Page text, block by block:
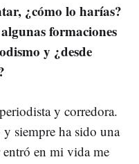
¿cómo lo harías?
formaciones
y ¿desde
y corredora.
siempre ha sido una
entró en mi vida me